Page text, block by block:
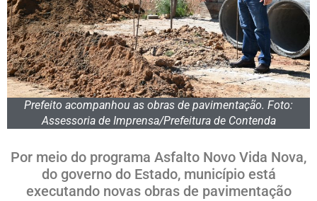
Prefeito acompanhou as obras de pavimentação. Foto:
Assessoria de Imprensa/Prefeitura de Contenda
Por meio do programa Asfalto Novo Vida Nova,
do governo do Estado, município está
executando novas obras de pavimentação